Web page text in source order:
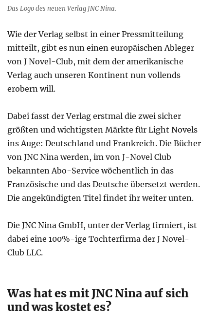
Das Logo des neuen Verlag JNC Nina.
Wie der Verlag selbst in einer Pressmitteilung
mitteilt, gibt es nun einen europäischen Ableger
von J Novel-Club, mit dem der amerikanische
Verlag auch unseren Kontinent nun vollends
erobern will.
Dabei fasst der Verlag erstmal die zwei sicher
größten und wichtigsten Märkte für Light Novels
ins Auge: Deutschland und Frankreich. Die Bücher
von JNC Nina werden, im von J-Novel Club
bekannten Abo-Service wöchentlich in das
Französische und das Deutsche übersetzt werden.
Die angekündigten Titel findet ihr weiter unten.
Die JNC Nina GmbH, unter der Verlag firmiert, ist
dabei eine 100%-ige Tochterfirma der J Novel-
Club LLC.
Was hat es mit JNC Nina auf sich
und was kostet es?